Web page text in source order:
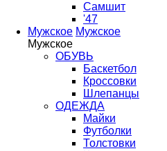
Самшит
'47
Мужское Мужское
Мужское
ОБУВЬ
Баскетбол
Кроссовки
Шлепанцы
ОДЕЖДА
Майки
Футболки
Толстовки